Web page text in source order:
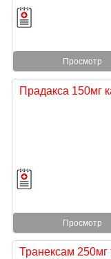
Просмотр
Прадакса 150мг
Просмотр
Транексам